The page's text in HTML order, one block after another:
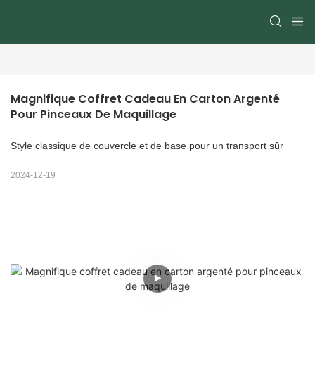
Magnifique Coffret Cadeau En Carton Argenté
Pour Pinceaux De Maquillage
Style classique de couvercle et de base pour un transport sûr
2024-12-19